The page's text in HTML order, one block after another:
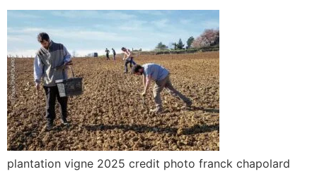
plantation vigne 2025 credit photo franck chapolard